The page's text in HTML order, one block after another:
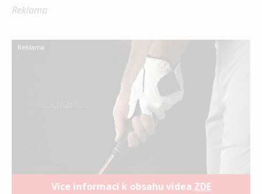
Reklama
Více informací k obsahu videa ZDE
Reklama